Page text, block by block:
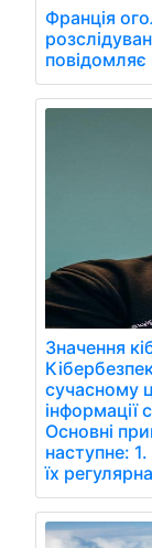
Франція
Значення
сучасному
інформації
Основні
наступне:
їх